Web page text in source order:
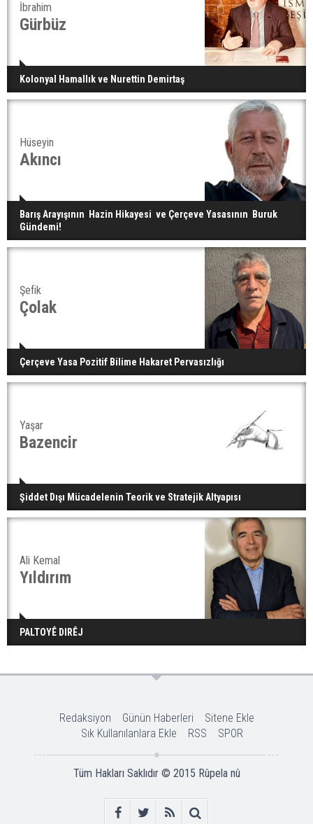
İbrahim
Gürbüz
Kolonyal Hamallık ve Nurettin Demirtaş
Hüseyin
Akıncı
Barış Arayışının Hazin Hikayesi ve Çerçeve Yasasının Buruk
Gündemi!
Şefik
Çolak
Çerçeve Yasa Pozitif Bilime Hakaret Pervasızlığı
Yaşar
Bazencir
Şiddet Dışı Mücadelenin Teorik ve Stratejik Altyapısı
Ali Kemal
Yıldırım
PALTOYÊ DIRÊJ
Redaksiyon Günün Haberleri
Sitene Ekle
Sık Kullanılanlara Ekle
RSS SPOR
Tüm Hakları Saklıdır © 2015 Rûpela nû